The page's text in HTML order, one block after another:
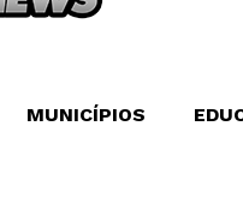
MUNICÍPIOS